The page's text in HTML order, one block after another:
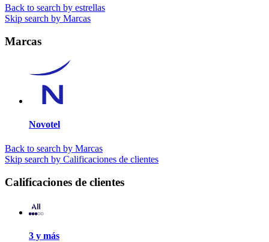
Back to search by estrellas
Skip search by Marcas
Marcas
Novotel
Back to search by Marcas
Skip search by Calificaciones de clientes
Calificaciones de clientes
3 y más